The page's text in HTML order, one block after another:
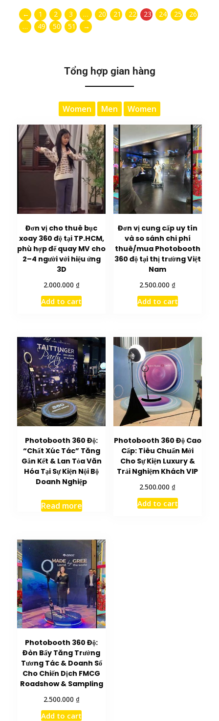
← 1 2 3 … 20 21 22 23 24 25
26
…
49 50 51 →
Tổng hợp gian hàng
Women Men Women
Đơn vị cho thuê bục
xoay 360 độ tại TP.HCM,
phù hợp để quay MV cho
2–4 người với hiệu ứng
3D
2.000.000 ₫
Add to cart
Đơn vị cung cấp uy tín
và so sánh chi phí
thuê/mua Photobooth
360 độ tại thị trường Việt
Nam
2.500.000 ₫
Add to cart
Photobooth 360 Độ:
“Chất Xúc Tác” Tăng
Gắn Kết & Lan Tỏa Văn
Hóa Tại Sự Kiện Nội Bộ
Doanh Nghiệp
Read more
Photobooth 360 Độ Cao
Cấp: Tiêu Chuẩn Mới
Cho Sự Kiện Luxury &
Trải Nghiệm Khách VIP
2.500.000 ₫
Add to cart
Photobooth 360 Độ:
Đòn Bẩy Tăng Trưởng
Tương Tác & Doanh Số
Cho Chiến Dịch FMCG
Roadshow & Sampling
2.500.000 ₫
Add to cart